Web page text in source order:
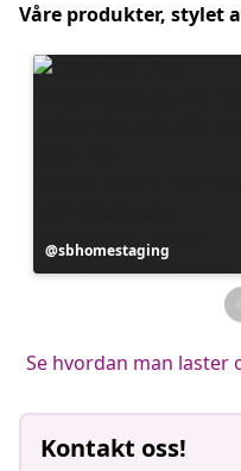
Våre produkter, stylet
Innlegg
publisert
sbhomestaging
Se hvordan man laster
Kontakt oss!